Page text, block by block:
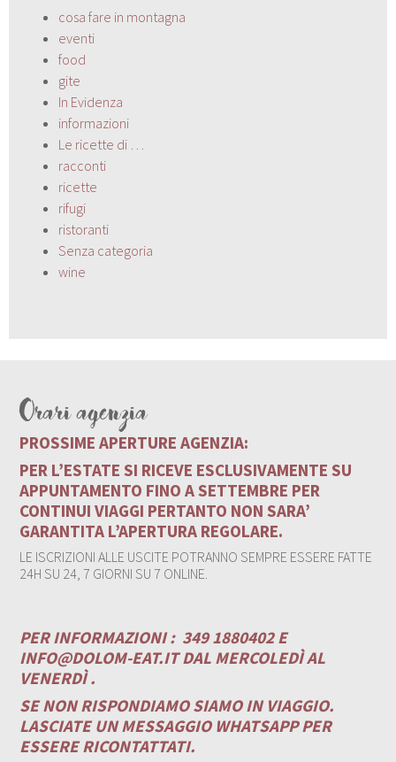
cosa fare in montagna
eventi
food
gite
In Evidenza
informazioni
Le ricette di …
racconti
ricette
rifugi
ristoranti
Senza categoria
wine
Orari agenzia
PROSSIME APERTURE AGENZIA:
PER L’ESTATE SI RICEVE ESCLUSIVAMENTE SU
APPUNTAMENTO FINO A SETTEMBRE PER
CONTINUI VIAGGI PERTANTO NON SARA’
GARANTITA L’APERTURA REGOLARE.
LE ISCRIZIONI ALLE USCITE POTRANNO SEMPRE ESSERE FATTE
24H SU 24, 7 GIORNI SU 7 ONLINE.
PER INFORMAZIONI : 349 1880402 E
INFO@DOLOM-EAT.ITDAL MERCOLEDÌ AL
VENERDÌ .
SE NON RISPONDIAMO SIAMO IN VIAGGIO.
LASCIATE UN MESSAGGIO WHATSAPP PER
ESSERE RICONTATTATI.